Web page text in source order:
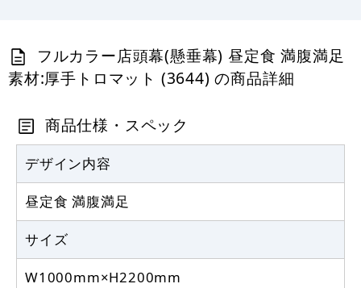
フルカラー店頭幕(懸垂幕) 昼定食 満腹満足
素材:厚手トロマット (3644) の商品詳細
商品仕様・スペック
デザイン内容
昼定食 満腹満足
サイズ
W1000mm×H2200mm